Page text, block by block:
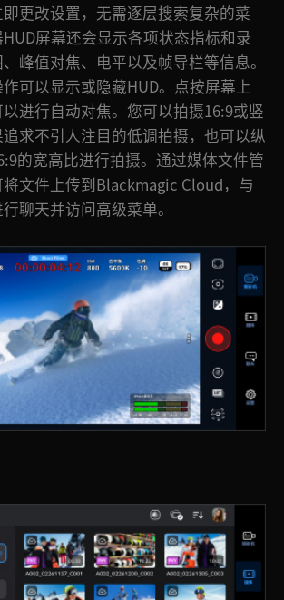
更改设置，无需逐层搜索复杂的菜
屏幕还会显示各项状态指标和录
峰值对焦、电平以及帧导栏等信息。
可以显示或隐藏HUD。点按屏幕上
进行自动对焦。您可以拍摄16:9或竖
求不引人注目的低调拍摄，也可以纵
的宽高比进行拍摄。通过媒体文件管
文件上传到Blackmagic Cloud，与
聊天并访问高级菜单。